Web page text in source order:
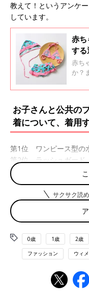
教えて！というアンケ
しています。
赤
する
赤ち
か？
愛さ
プラ
はず
お子さんと公共の
着について、着用
第1位 ワンピース型
第2位 ラッシュガー
第3位 タンキニ 68人
集計によると「まだプ
人を除けば、ワンピー
ード」やタンクトップ
僅差で上位に。
ラッシュガードは日焼
ャツ感覚で上半身をす
ら、タンクトップでお
ーできる効果あり！
いずれにせよ、上位３
サクサク読
0歳 1歳 2歳
ファッション ウィ